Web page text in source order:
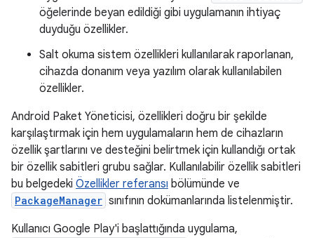
öğelerinde beyan edildiği gibi uygulamanın ihtiyaç
duyduğu özellikler.
Salt okuma sistem özellikleri kullanılarak raporlanan,
cihazda donanım veya yazılım olarak kullanılabilen
özellikler.
Android Paket Yöneticisi, özellikleri doğru bir şekilde
karşılaştırmak için hem uygulamaların hem de cihazların
özellik şartlarını ve desteğini belirtmek için kullandığı ortak
bir özellik sabitleri grubu sağlar. Kullanılabilir özellik sabitleri
bu belgedeki Özellikler referansı bölümünde ve
PackageManager sınıfının dokümanlarında listelenmiştir.
Kullanıcı Google Play'i başlattığında uygulama,